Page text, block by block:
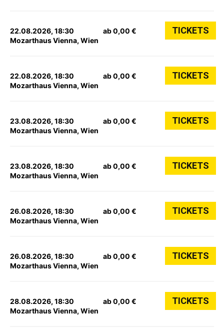
22.08.2026, 18:30
Mozarthaus Vienna, Wien
ab 0,00 € TICKETS
22.08.2026, 18:30
Mozarthaus Vienna, Wien
ab 0,00 € TICKETS
23.08.2026, 18:30
Mozarthaus Vienna, Wien
ab 0,00 € TICKETS
23.08.2026, 18:30
Mozarthaus Vienna, Wien
ab 0,00 € TICKETS
26.08.2026, 18:30
Mozarthaus Vienna, Wien
ab 0,00 € TICKETS
26.08.2026, 18:30
Mozarthaus Vienna, Wien
ab 0,00 € TICKETS
28.08.2026, 18:30
Mozarthaus Vienna, Wien
ab 0,00 € TICKETS